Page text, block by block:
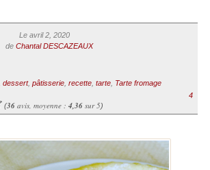
Le avril 2, 2020
de Chantal DESCAZEAUX
dessert, pâtisserie, recette, tarte, Tarte fromage
(36avis, moyenne : 4,36sur 5)
4